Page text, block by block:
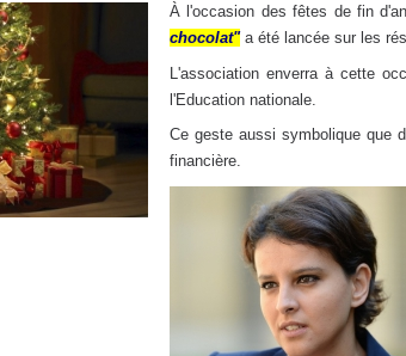
À l'occasion des fêtes de fin
chocolat"a été lancée sur les
L'association enverra à cette
l'Education nationale.
Ce geste aussi symbolique que
financière.